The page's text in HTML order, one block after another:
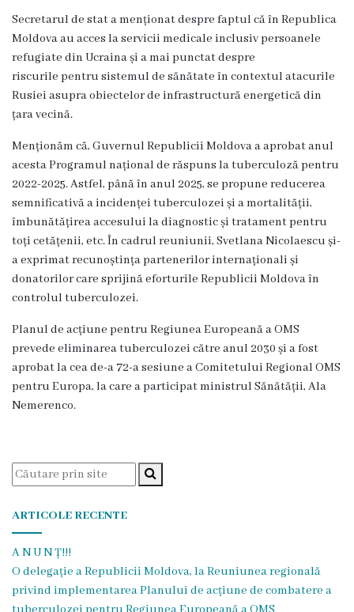
Pediatrie
Anestezie
–
Terapie
Intensivă
Informații
utile
Pentru
Pentru
pacienți
Tarife
Serviciul
3
Secretarul de stat a menționat despre faptul că în Republica
Moldova au acces la servicii medicale inclusiv persoanele
refugiate din Ucraina și a mai punctat despre
riscurile pentru sistemul de sănătate în contextul atacurile
Rusiei asupra obiectelor de infrastructură energetică din
țara vecină.
Menționăm că, Guvernul Republicii Moldova a aprobat anul
acesta Programul național de răspuns la tuberculoză pentru
2022-2025. Astfel, până în anul 2025, se propune reducerea
semnificativă a incidenței tuberculozei și a mortalității,
îmbunătățirea accesului la diagnostic și tratament pentru
toți cetățenii, etc. În cadrul reuniunii, Svetlana Nicolaescu și-
a exprimat recunoștința partenerilor internaționali și
donatorilor care sprijină eforturile Republicii Moldova în
controlul tuberculozei.
Planul de acțiune pentru Regiunea Europeană a OMS
prevede eliminarea tuberculozei către anul 2030 și a fost
aprobat la cea de-a 72-a sesiune a Comitetului Regional OMS
pentru Europa, la care a participat ministrul Sănătății, Ala
Nemerenco.
ARTICOLE RECENTE
A N U N Ț!!!
O delegație a Republicii Moldova, la Reuniunea regională
privind implementarea Planului de acțiune de combatere a